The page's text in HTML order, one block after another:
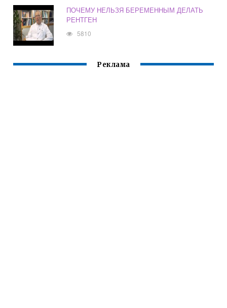
ПОЧЕМУ НЕЛЬЗЯ БЕРЕМЕННЫМ ДЕЛАТЬ
РЕНТГЕН
5810
Реклама